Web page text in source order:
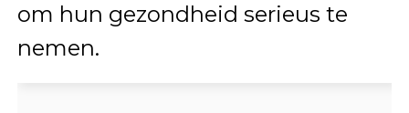
om hun gezondheid serieus te
nemen.